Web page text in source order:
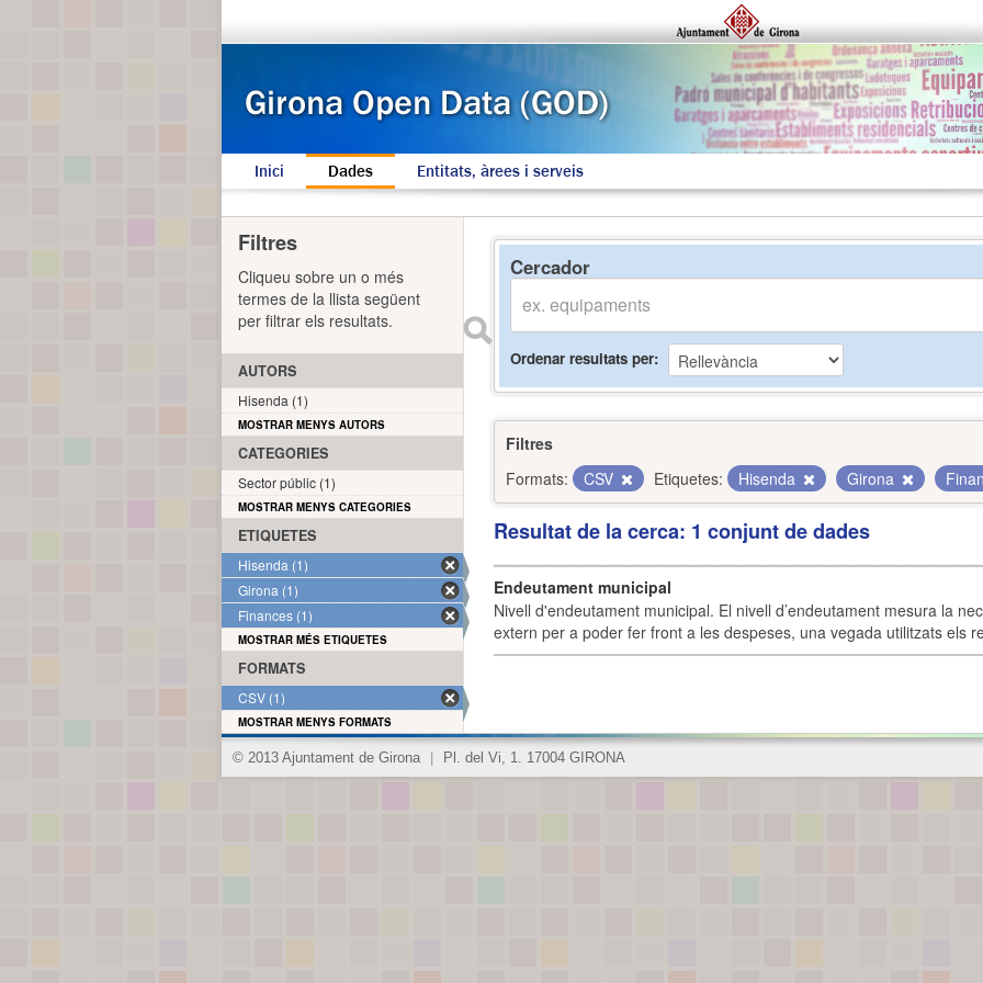
Inici Dades Entitats, àrees i serveis
Cercador
Ordenar resultats per
Filtres
Formats:
CSV Etiquetes: Hisenda Girona
Resultat de la cerca: 1 conjunt de dades
Endeutament municipal
Nivell d'endeutament municipal. El nivell d’endeutament mesura la
extern per a poder fer front a les despeses, una vegada utilitzats els
Filtres
Cliqueu sobre un o més
termes de la llista següent
per filtrar els resultats.
AUTORS
Hisenda (1)
MOSTRAR MENYS AUTORS
CATEGORIES
Sector públic (1)
MOSTRAR MENYS CATEGORIES
ETIQUETES
Hisenda (1)
Girona (1)
Finances (1)
MOSTRAR MÉS ETIQUETES
FORMATS
CSV (1)
MOSTRAR MENYS FORMATS
© 2013 Ajuntament de Girona Pl. del Vi, 1. 17004 GIRONA